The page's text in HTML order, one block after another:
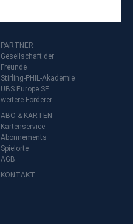
PARTNER
Gesellschaft der
Freunde
Stirling-PHIL-Akademie
UBS Europe SE
weitere Förderer
ABO & KARTEN
Kartenservice
Abonnements
Spielorte
AGB
KONTAKT